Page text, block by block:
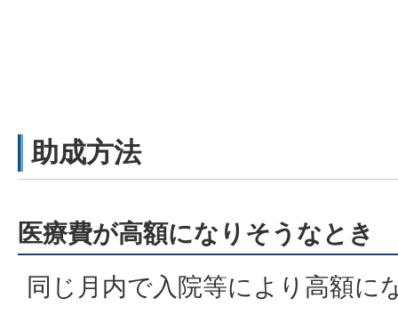
助成方法
医療費が高額になりそうなとき
同じ月内で入院等により高額に